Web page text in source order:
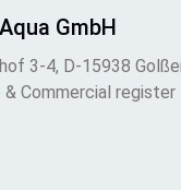
GmbH
3-4, D-15938
Commercial register